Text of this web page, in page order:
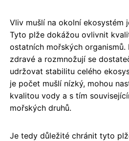
Vliv mušlí na okolní ekosystém
Tyto plže dokážou ovlivnit
ostatních mořských organismů.
zdravé a rozmnožují se
udržovat stabilitu celého
je počet mušlí nízký, mohou
kvalitou vody a s tím
mořských druhů.
Je tedy důležité chránit tyto